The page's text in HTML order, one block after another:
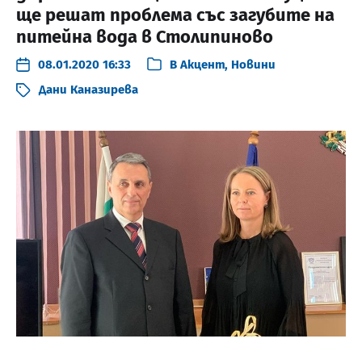
ще решат проблема със загубите на
питейна вода в Столипиново
08.01.2020 16:33 В Акцент, Новини
Дани Каназирева